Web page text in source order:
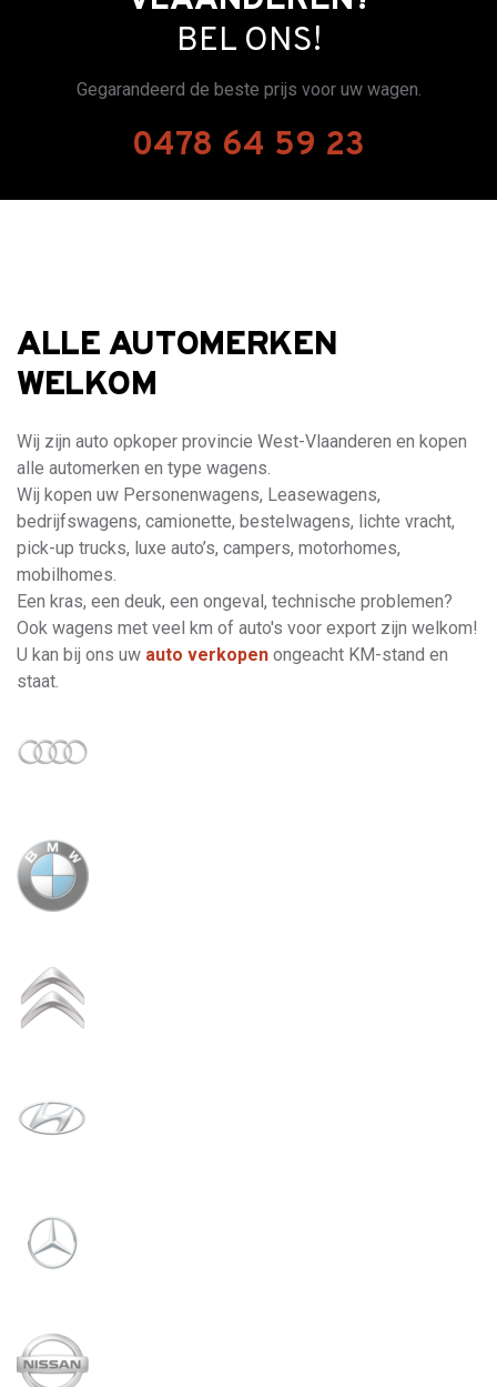
BEL ONS!
Gegarandeerd de beste prijs voor uw wagen.
0478 64 59 23
ALLE AUTOMERKEN
WELKOM
Wij zijn auto opkoper provincie West-Vlaanderen en kopen
alle automerken en type wagens.
Wij kopen uw Personenwagens, Leasewagens,
bedrijfswagens, camionette, bestelwagens, lichte vracht,
pick-up trucks, luxe auto’s, campers, motorhomes,
mobilhomes.
Een kras, een deuk, een ongeval, technische problemen?
Ook wagens met veel km of auto's voor export zijn welkom!
U kan bij ons uw auto verkopen ongeacht KM-stand en
staat.